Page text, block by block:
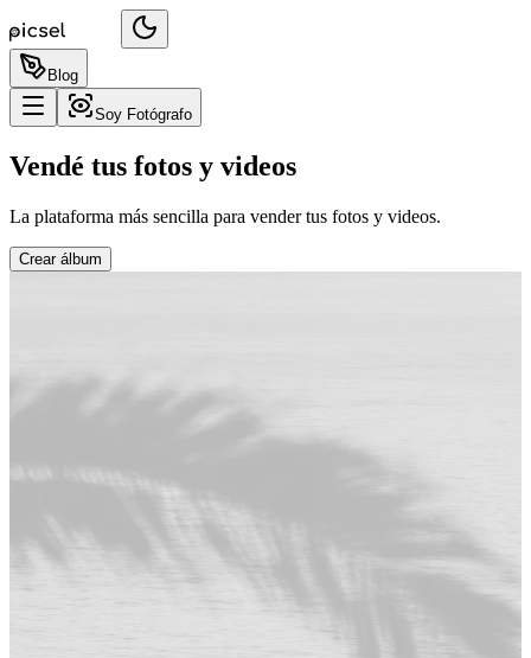
Blog
Soy Fotógrafo
Vendé tus fotos y videos
La plataforma más sencilla para vender tus fotos y videos.
Crear álbum